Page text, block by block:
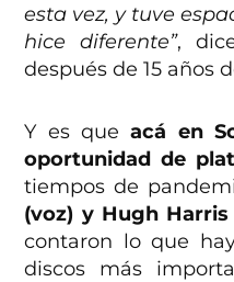
esta vez, y tuve
hice diferente”,
después de 15 años
Y es queacá en
oportunidad de
tiempos de
(voz) y Hugh
contaron lo que
discos más